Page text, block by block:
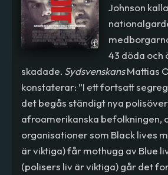
Johnson
43 döda och
skadade. SydsvenskansMattias
konstaterar: ”I ett fortsatt
det begås ständigt nya
afroamerikanska befolkningen,
organisationer som Black lives
är viktiga) får mothugg av Blue
(polisers liv är viktiga) går det